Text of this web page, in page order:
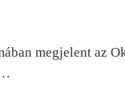
megjelent az